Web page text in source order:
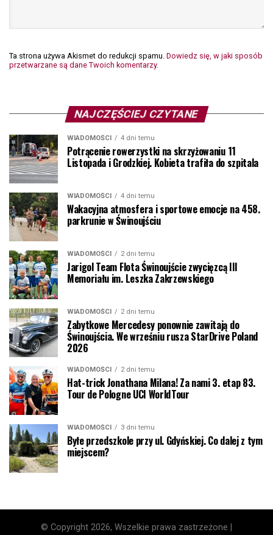
Ta strona używa Akismet do redukcji spamu. Dowiedz się, w jaki sposób
przetwarzane są dane Twoich komentarzy.
NAJCZĘŚCIEJ CZYTANE
WIADOMOŚCI 4 dni temu
Potrącenie rowerzystki na skrzyżowaniu 11
Listopada i Grodzkiej. Kobieta trafiła do szpitala
WIADOMOŚCI 4 dni temu
Wakacyjna atmosfera i sportowe emocje na 458.
parkrunie w Świnoujściu
WIADOMOŚCI 2 dni temu
Jarigol Team Flota Świnoujście zwycięzcą III
Memoriału im. Leszka Zakrzewskiego
WIADOMOŚCI 2 dni temu
Zabytkowe Mercedesy ponownie zawitają do
Świnoujścia. We wrześniu rusza StarDrive Poland
2026
WIADOMOŚCI 2 dni temu
Hat-trick Jonathana Milana! Za nami 3. etap 83.
Tour de Pologne UCI WorldTour
WIADOMOŚCI 3 dni temu
Byłe przedszkole przy ul. Gdyńskiej. Co dalej z tym
miejscem?
© Copyright 2026, Wszelkie prawa zastrzeżone |